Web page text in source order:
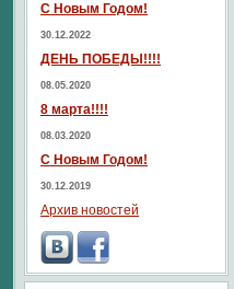
С Новым Годом!
30.12.2022
ДЕНЬ ПОБЕДЫ!!!!
08.05.2020
8 марта!!!!
08.03.2020
С Новым Годом!
30.12.2019
Архив новостей